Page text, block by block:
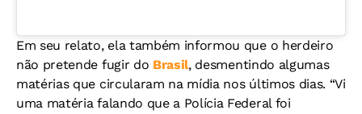
Em seu relato, ela também informou que o herdeiro
não pretende fugir do Brasil, desmentindo algumas
matérias que circularam na mídia nos últimos dias. “Vi
uma matéria falando que a Polícia Federal foi